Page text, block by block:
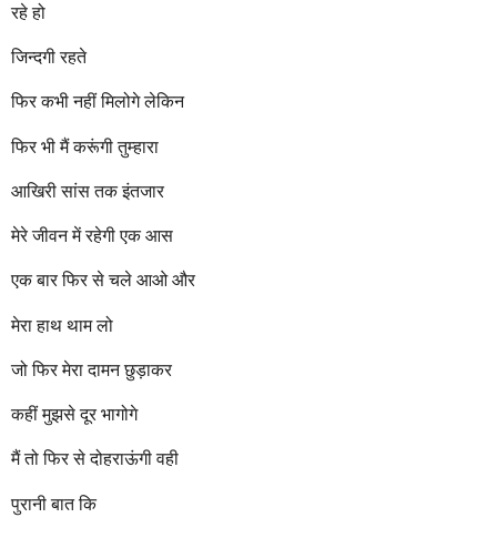
रहे हो
जिन्दगी रहते
फिर कभी नहीं मिलोगे लेकिन
फिर भी मैं करूंगी तुम्हारा
आखिरी सांस तक इंतजार
मेरे जीवन में रहेगी एक आस
एक बार फिर से चले आओ और
मेरा हाथ थाम लो
जो फिर मेरा दामन छुड़ाकर
कहीं मुझसे दूर भागोगे
मैं तो फिर से दोहराऊंगी वही
पुरानी बात कि